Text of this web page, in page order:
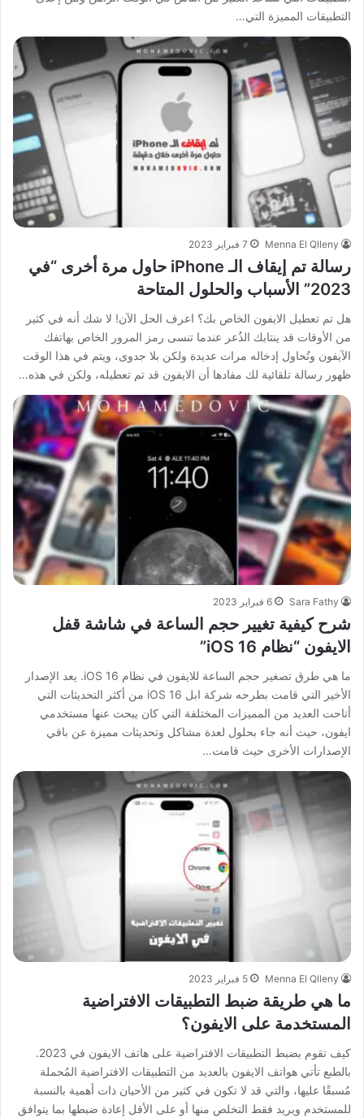
التطبيقات المميزة التي…
Menna El Qlleny 7 فبراير 2023
رسالة تم إيقاف الـ iPhone حاول مرة أخرى “في
2023” الأسباب والحلول المتاحة
هل تم تعطيل الايفون الخاص بك؟ اعرف الحل الآن! لا شك أنه في كثير
من الأوقات قد ينتابك الذُعر عندما تنسى رمز المرور الخاص بهاتفك
الآيفون وتُحاول إدخاله مرات عديدة ولكن بلا جدوى، ويتم في هذا الوقت
ظهور رسالة تلقائية لك مفادها أن الايفون قد تم تعطيله، ولكن في هذه…
Sara Fathy 6 فبراير 2023
شرح كيفية تغيير حجم الساعة في شاشة قفل
الايفون “نظام iOS 16”
ما هي طرق تصغير حجم الساعة للايفون في نظام iOS 16. يعد الإصدار
الأخير التي قامت بطرحه شركة ابل iOS 16 من أكثر التحديثات التي
أتاحت العديد من المميزات المختلفة التي كان يبحث عنها مستخدمي
ايفون، حيث أنه جاء بحلول لعدة مشاكل وتحديثات مميزة عن باقي
الإصدارات الأخرى حيث قامت…
Menna El Qlleny 5 فبراير 2023
ما هي طريقة ضبط التطبيقات الافتراضية
المستخدمة على الايفون؟
كيف تقوم بضبط التطبيقات الافتراضية على هاتف الايفون في 2023.
بالطبع تأتي هواتف الايفون بالعديد من التطبيقات الافتراضية المُحملة
مُسبقًا عليها، والتي قد لا تكون في كثير من الأحيان ذات أهمية بالنسبة
للمستخدم ويريد فقط التخلص منها أو على الأقل إعادة ضبطها بما يتوافق